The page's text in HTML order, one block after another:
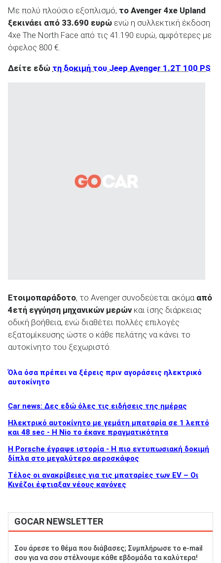
Με πολύ πλούσιο εξοπλισμό, το Avenger 4xe Upland
ξεκινάει από 33.690 ευρώ ενώ η συλλεκτική έκδοση
4xe The North Face από τις 41.190 ευρώ, αμφότερες με
όφελος 800 €.
Δείτε εδώ τη δοκιμή του Jeep Avenger 1.2T 100 PS
Ετοιμοπαράδοτο, το Avenger συνοδεύεται ακόμα από
4ετή εγγύηση μηχανικών μερώνκαι ίσης διάρκειας
οδική βοήθεια, ενώ διαθέτει πολλές επιλογές
εξατομίκευσης ώστε ο κάθε πελάτης να κάνει το
αυτοκίνητο του ξεχωριστό.
Όλα όσα πρέπει να ξέρεις πριν αγοράσεις ηλεκτρικό
αυτοκίνητο
Car news: Δες εδώ όλες τις ειδήσεις της ημέρας
Ηλεκτρικό αυτοκίνητο με γεμάτη μπαταρία σε 1 λεπτό
και 48 sec - Η Nio το έκανε πραγματικότητα
H Porsche έγραψε ιστορία - H πιο εντυπωσιακή δοκιμή
δίπλα στο μεγαλύτερο αεροσκάφος
Τέλος οι ανακρίβειες για τις μπαταρίες των EV – Οι
Κινέζοι έφτιαξαν νέους κανόνες
GOCAR NEWSLETTER
Σου άρεσε το θέμα που διάβασες; Συμπλήρωσε το e-mail
σου για να σου στέλνουμε κάθε εβδομάδα τα καλύτερα!